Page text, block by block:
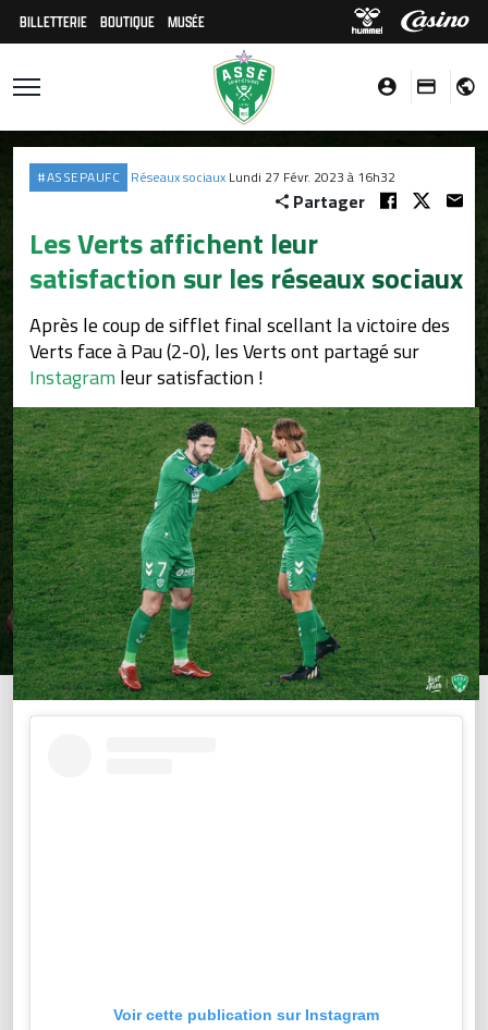
BILLETTERIE BOUTIQUE MUSÉE
#ASSEPAUFC Réseaux sociaux Lundi 27 Févr. 2023 à 16h32
Partager
Les Verts affichent leur
satisfaction sur les réseaux sociaux
Après le coup de sifflet final scellant la victoire des
Verts face à Pau (2-0), les Verts ont partagé sur
Instagram leur satisfaction !
Voir cette publication sur Instagram